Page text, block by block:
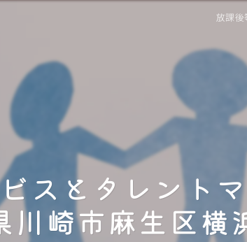
放課後
スとタレント
川崎市麻生区横